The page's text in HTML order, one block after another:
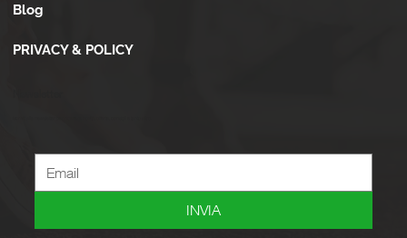
Blog
PRIVACY & POLICY
INVIA